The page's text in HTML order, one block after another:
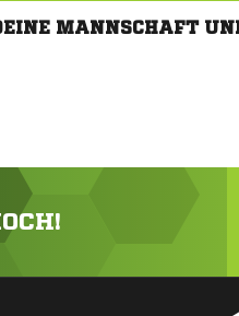
MANNSCHAFT